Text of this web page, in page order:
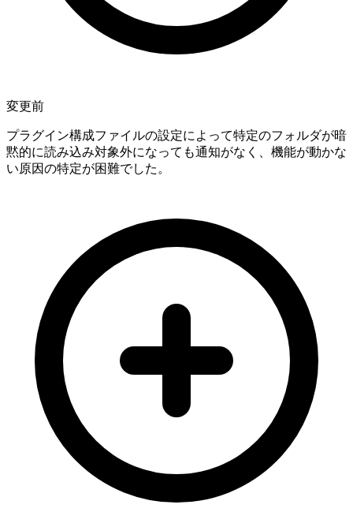
変更前
プラグイン構成ファイルの設定によって特定のフォルダが暗
黙的に読み込み対象外になっても通知がなく、機能が動かな
い原因の特定が困難でした。